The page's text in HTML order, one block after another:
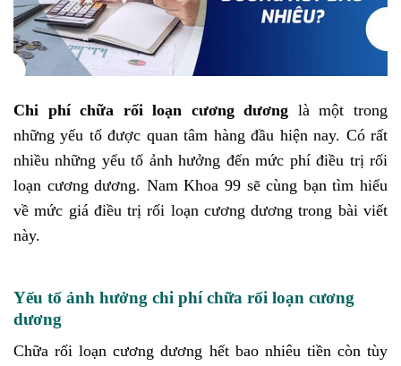
Chi phí chữa rối loạn cương dương là một trong
những yếu tố được quan tâm hàng đầu hiện nay. Có rất
nhiều những yếu tố ảnh hưởng đến mức phí điều trị rối
loạn cương dương. Nam Khoa 99 sẽ cùng bạn tìm hiểu
về mức giá điều trị rối loạn cương dương trong bài viết
này.
Yếu tố ảnh hưởng chi phí chữa rối loạn cương
dương
Chữa rối loạn cương dương hết bao nhiêu tiền còn tùy